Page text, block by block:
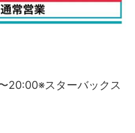
20:00※スターバックス